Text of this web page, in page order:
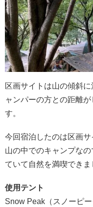
区画サイトは山の傾斜
ャンパーの方との距離
す。
今回宿泊したのは区画サ
山の中でのキャンプな
ていて自然を満喫できま
使用テント
Snow Peak（スノーピ